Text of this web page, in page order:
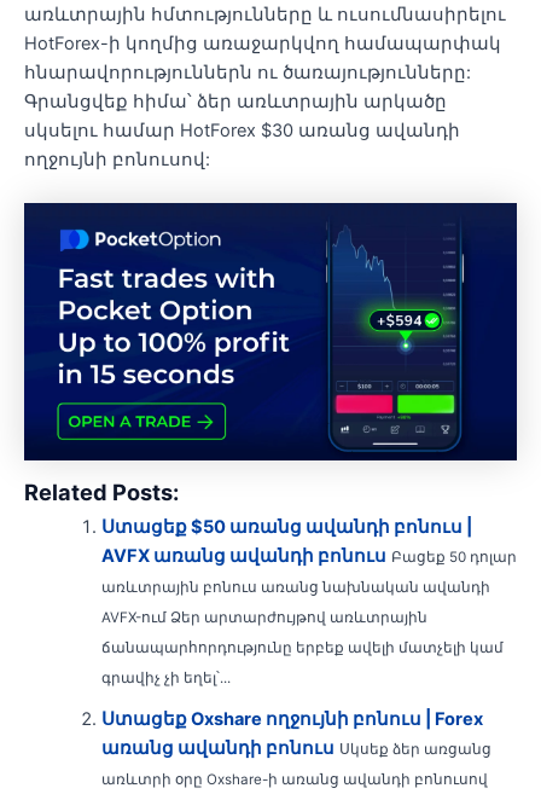
առևտրային հմտությունները և ուսումնասիրելու
HotForex-ի կողմից առաջարկվող համապարփակ
հնարավորություններն ու ծառայությունները:
Գրանցվեք հիմա՝ ձեր առևտրային արկածը
սկսելու համար HotForex $30 առանց ավանդի
ողջույնի բոնուսով:
Related Posts:
Ստացեք $50 առանց ավանդի բոնուս |
AVFX առանց ավանդի բոնուս Բացեք 50 դոլար
առևտրային բոնուս առանց նախնական ավանդի
AVFX-ում Ձեր արտարժույթով առևտրային
ճանապարհորդությունը երբեք ավելի մատչելի կամ
գրավիչ չի եղել՝...
Ստացեք Oxshare ողջույնի բոնուս | Forex
առանց ավանդի բոնուս Սկսեք ձեր առցանց
առևտրի օրը Oxshare-ի առանց ավանդի բոնուսով